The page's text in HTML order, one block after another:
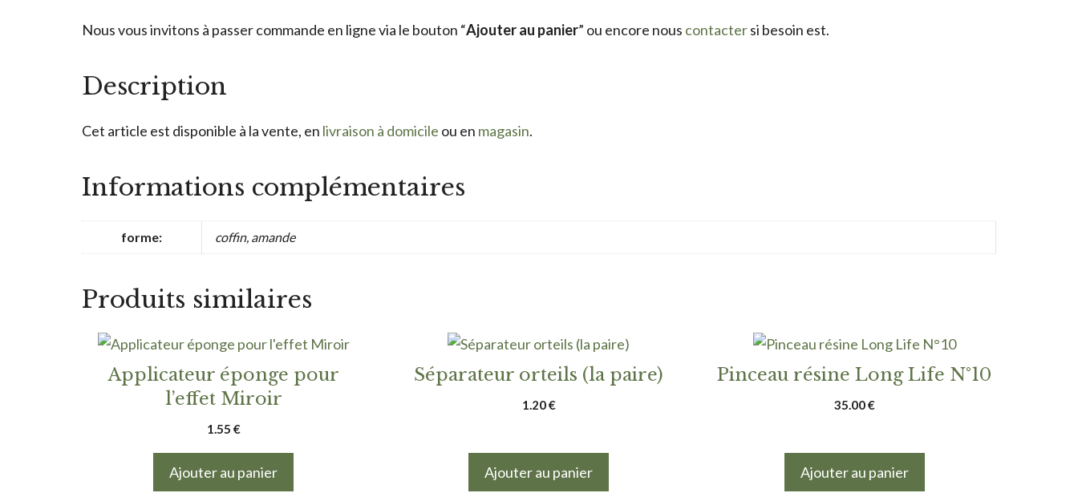
Nous vous invitons à passer commande en ligne via le bouton “Ajouter au panier” ou encore nous contactersi besoin est.
Description
Cet article est disponible à la vente, en livraison à domicile ou en magasin.
Informations complémentaires
forme: coffin, amande
Produits similaires
Applicateur éponge pour
l’effet Miroir
1.55 €
Ajouter au panier
Séparateur orteils (la paire)
1.20€
Ajouter au panier
Pinceau résine Long Life N°10
35.00€
Ajouter au panier